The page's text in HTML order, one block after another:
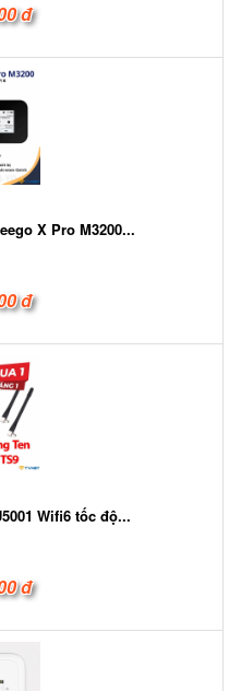
đ
X Pro M3200...
đ
Wifi6 tốc độ...
đ